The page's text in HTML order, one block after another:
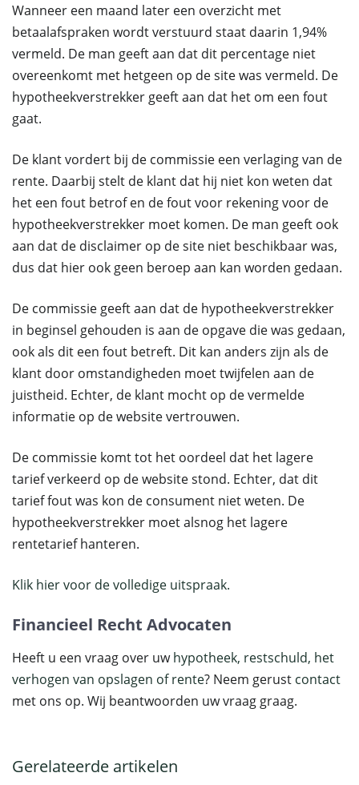
Wanneer een maand later een overzicht met
betaalafspraken wordt verstuurd staat daarin 1,94%
vermeld. De man geeft aan dat dit percentage niet
overeenkomt met hetgeen op de site was vermeld. De
hypotheekverstrekker geeft aan dat het om een fout
gaat.
De klant vordert bij de commissie een verlaging van de
rente. Daarbij stelt de klant dat hij niet kon weten dat
het een fout betrof en de fout voor rekening voor de
hypotheekverstrekker moet komen. De man geeft ook
aan dat de disclaimer op de site niet beschikbaar was,
dus dat hier ook geen beroep aan kan worden gedaan.
De commissie geeft aan dat de hypotheekverstrekker
in beginsel gehouden is aan de opgave die was gedaan,
ook als dit een fout betreft. Dit kan anders zijn als de
klant door omstandigheden moet twijfelen aan de
juistheid. Echter, de klant mocht op de vermelde
informatie op de website vertrouwen.
De commissie komt tot het oordeel dat het lagere
tarief verkeerd op de website stond. Echter, dat dit
tarief fout was kon de consument niet weten. De
hypotheekverstrekker moet alsnog het lagere
rentetarief hanteren.
Klik hier voor de volledige uitspraak.
Financieel Recht Advocaten
Heeft u een vraag over uwhypotheek, restschuld, het
verhogen van opslagen of rente? Neem gerust contact
met ons op. Wij beantwoorden uw vraag graag.
Gerelateerde artikelen